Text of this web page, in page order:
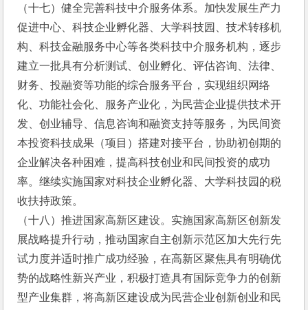
（十七）健全完善科技中介服务体系。加快发展生产力
促进中心、科技企业孵化器、大学科技园、技术转移机
构、科技金融服务中心等各类科技中介服务机构，逐步
建立一批具有分析测试、创业孵化、评估咨询、法律、
财务、投融资等功能的综合服务平台，实现组织网络
化、功能社会化、服务产业化，为民营企业提供技术开
发、创业辅导、信息咨询和融资支持等服务，为民间资
本投资科技成果（项目）搭建对接平台，协助初创期的
企业解决各种困难，提高科技创业和民间投资的成功
率。继续实施国家对科技企业孵化器、大学科技园的税
收扶持政策。
（十八）推进国家高新区建设。实施国家高新区创新发
展战略提升行动，推动国家自主创新示范区加大先行先
试力度并适时推广成功经验，在高新区聚焦具有明确优
势的战略性新兴产业，积极打造具有国际竞争力的创新
型产业集群，将高新区建设成为民营企业创新创业和民